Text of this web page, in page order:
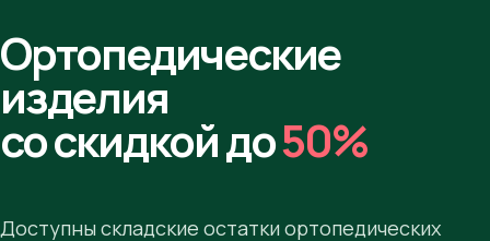
Ортопедические
изделия
со скидкой до50%
Доступны складские остатки ортопедических